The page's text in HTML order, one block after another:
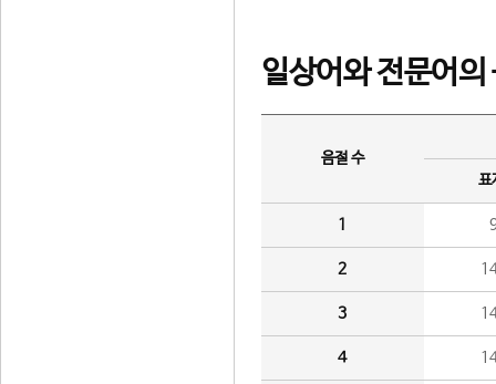
일상어와 전문어의
음절 수
표
1
2
3
4